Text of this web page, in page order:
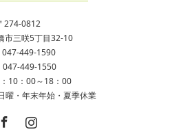
274-0812
市三咲5丁目32-10
047-449-1590
047-449-1550
10：00～18：00
曜・年末年始・夏季休業